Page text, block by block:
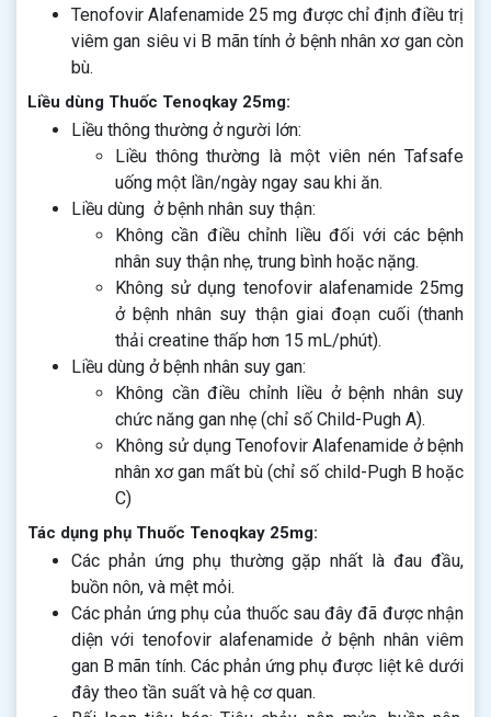
Tenofovir Alafenamide 25 mg được chỉ định điều trị
viêm gan siêu vi B mãn tính ở bệnh nhân xơ gan còn
bù.
Liều dùng Thuốc Tenoqkay 25mg:
Liều thông thường ở người lớn:
Liều thông thường là một viên nén Tafsafe
uống một lần/ngày ngay sau khi ăn.
Liều dùng ở bệnh nhân suy thận:
Không cần điều chỉnh liều đối với các bệnh
nhân suy thận nhẹ, trung bình hoặc nặng.
Không sử dụng tenofovir alafenamide 25mg
ở bệnh nhân suy thận giai đoạn cuối (thanh
thải creatine thấp hơn 15 mL/phút).
Liều dùng ở bệnh nhân suy gan:
Không cần điều chỉnh liều ở bệnh nhân suy
chức năng gan nhẹ (chỉ số Child-Pugh A).
Không sử dụng Tenofovir Alafenamide ở bệnh
nhân xơ gan mất bù (chỉ số child-Pugh B hoặc
C)
Tác dụng phụ Thuốc Tenoqkay 25mg:
Các phản ứng phụ thường gặp nhất là đau đầu,
buồn nôn, và mệt mỏi.
Các phản ứng phụ của thuốc sau đây đã được nhận
diện với tenofovir alafenamide ở bệnh nhân viêm
gan B mãn tính. Các phản ứng phụ được liệt kê dưới
đây theo tần suất và hệ cơ quan.